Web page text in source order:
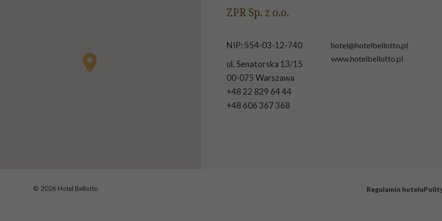
ZPR Sp. z o.o.
NIP: 554-03-12-740
ul. Senatorska 13/15
00-075 Warszawa
+48 22 829 64 44
+48 606 367 368
hotel@hotelbellotto.pl
www.hotelbellotto.pl
© 2026 Hotel Bellotto Regulamin hotelu